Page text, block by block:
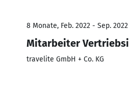
8 Monate, Feb. 2022 - Sep. 2022
Mitarbeiter
travelite GmbH + Co. KG